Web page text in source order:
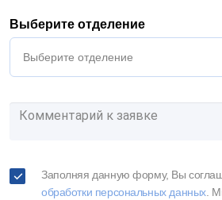
Выберите отделение
Выберите отделение
Заполняя данную форму, Вы
обработки персональных данных.